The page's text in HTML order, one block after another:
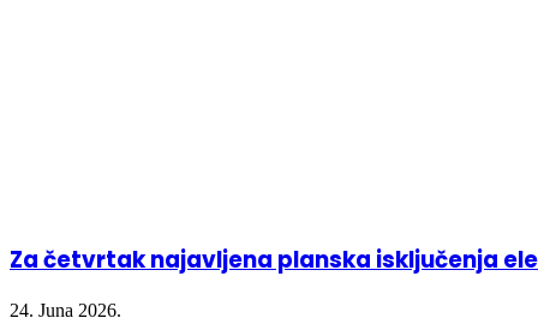
Za četvrtak najavljena planska isključenja
24. Juna 2026.